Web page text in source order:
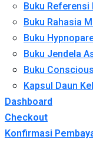
Buku
Buku Rahasia
Buku
Buku Jendela
Buku
Kapsul Daun
Dashboard
Checkout
Konfirmasi